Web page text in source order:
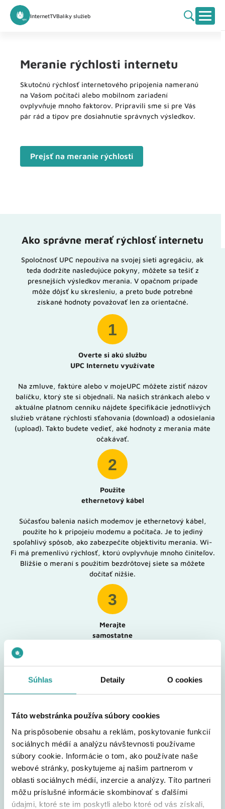
Súhlas Detaily O cookies
Táto webstránka používa súbory cookies
Na prispôsobenie obsahu a reklám, poskytovanie funkcií
sociálnych médií a analýzu návštevnosti používame
súbory cookie. Informácie o tom, ako používate naše
webové stránky, poskytujeme aj našim partnerom v
oblasti sociálnych médií, inzercie a analýzy. Títo partneri
môžu príslušné informácie skombinovať s ďalšími
údajmi, ktoré ste im poskytli alebo ktoré od vás získali,
InternetTVBalíky služieb
Meranie rýchlosti internetu
Skutočnú rýchlosť internetového pripojenia nameranú
na Vašom počítači alebo mobilnom zariadení
ovplyvňuje mnoho faktorov. Pripravili sme si pre Vás
pár rád a tipov pre dosiahnutie správnych výsledkov.
Prejsť na meranie rýchlosti
Ako správne merať rýchlosť internetu
Spoločnosť UPC nepoužíva na svojej sieti agregáciu, ak
teda dodržíte nasledujúce pokyny, môžete sa tešiť z
presnejších výsledkov merania. V opačnom prípade
môže dôjsť ku skresleniu, a preto bude potrebné
získané hodnoty považovať len za orientačné.
1
Overte si akú službu
UPC Internetu využívate
Na zmluve, faktúre alebo v mojeUPC môžete zistiť názov
balíčku, ktorý ste si objednali. Na našich stránkach alebo v
aktuálne platnom cenníku nájdete špecifikácie jednotlivých
služieb vrátane rýchlosti sťahovania (download) a odosielania
(upload). Takto budete vedieť, aké hodnoty z merania máte
očakávať.
2
Použite
ethernetový kábel
Súčasťou balenia našich modemov je ethernetový kábel,
použite ho k pripojeiu modemu a počítača. Je to jediný
spoľahlivý spôsob, ako zabezpečíte objektivitu merania. Wi-
Fi má premenlivú rýchlosť, ktorú ovplyvňuje mnoho činiteľov.
Bližšie o meraní s použitím bezdrôtovej siete sa môžete
dočítať nižšie.
3
Merajte
samostatne
zariadenia (ďalšie počítače, tablety, telefóny, smart televízor,
herné konzoly a pod.) boli od internetu (Wi-Fi) odpojené,
4
Preverte stav
počítača
Neaktuálny softvér a ovládače alebo mnoho spustených
procesov na pozadí (skenovanie antivírom, optimalizačné
procesy alebo iné plánované úlohy) môžu negatívne ovplyvniť
namerené hodnoty.